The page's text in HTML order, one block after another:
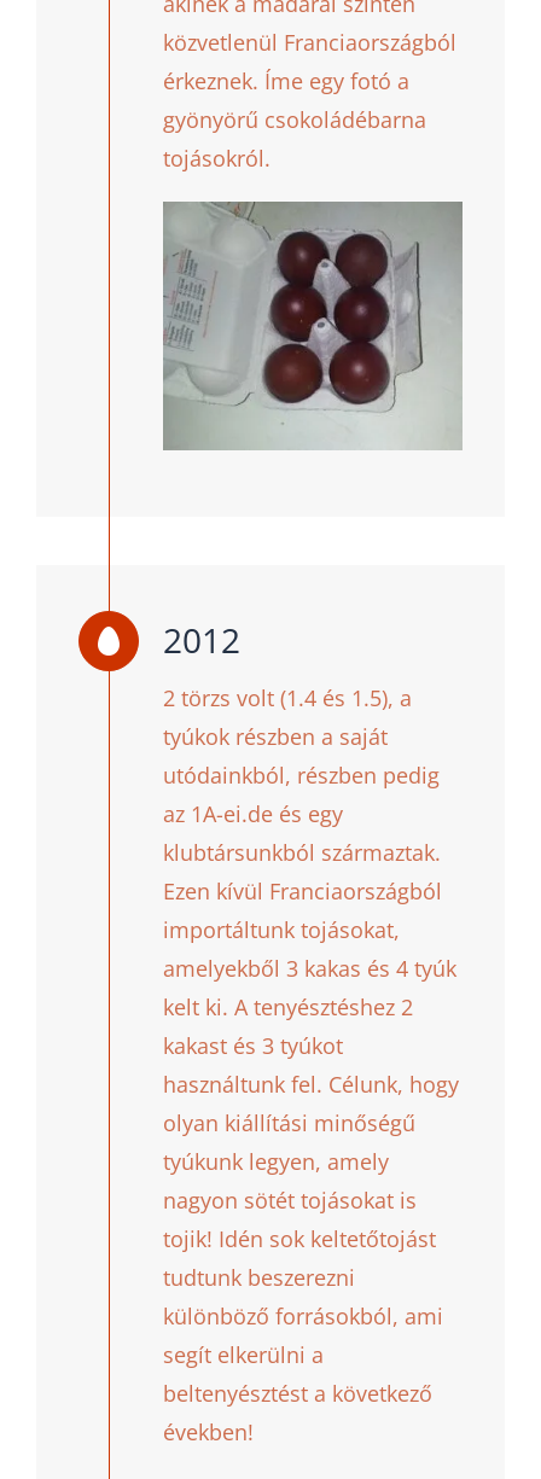
közvetlenül Franciaországból
érkeznek. Íme egy fotó a
gyönyörű csokoládébarna
tojásokról.
2012
2 törzs volt (1.4 és 1.5), a
tyúkok részben a saját
utódainkból, részben pedig
az 1A-ei.de és egy
klubtársunkból származtak.
Ezen kívül Franciaországból
importáltunk tojásokat,
amelyekből 3 kakas és 4 tyúk
kelt ki. A tenyésztéshez 2
kakast és 3 tyúkot
használtunk fel. Célunk, hogy
olyan kiállítási minőségű
tyúkunk legyen, amely
nagyon sötét tojásokat is
tojik! Idén sok keltetőtojást
tudtunk beszerezni
különböző forrásokból, ami
segít elkerülni a
beltenyésztést a következő
években!